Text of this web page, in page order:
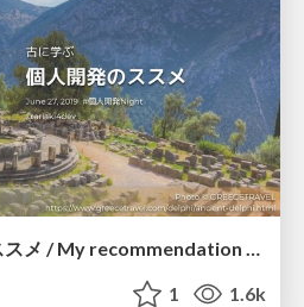
古に学ぶ個人開発のススメ / My recommendation of personal development
1 1.6k